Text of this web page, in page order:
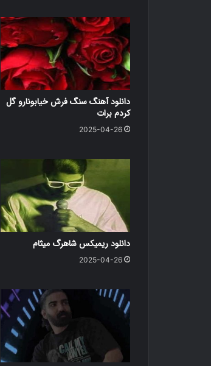
دانلود آهنگ سنگ فرش خیابونارو گل
کردم برات
2025-04-26
دانلود ریمیکس شاهرگ میثام
2025-04-26